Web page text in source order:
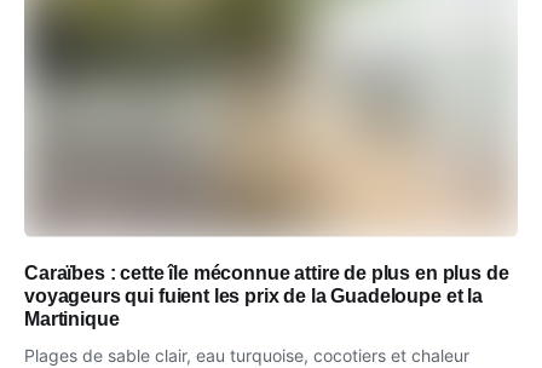
Caraïbes : cette île méconnue attire de plus en plus de
voyageurs qui fuient les prix de la Guadeloupe et la
Martinique
Plages de sable clair, eau turquoise, cocotiers et chaleur